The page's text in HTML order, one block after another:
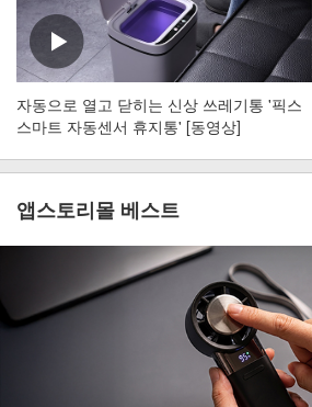
자동으로 열고 닫히는 신상 쓰레기통 '픽스
스마트 자동센서 휴지통' [동영상]
앱스토리몰 베스트